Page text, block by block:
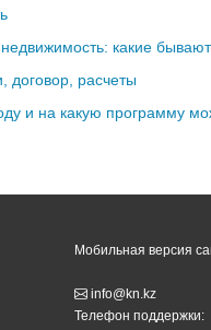
какие бывают
договор, расчеты
и на какую программу
Мобильная версия
info@kn.kz
Телефон поддержки: